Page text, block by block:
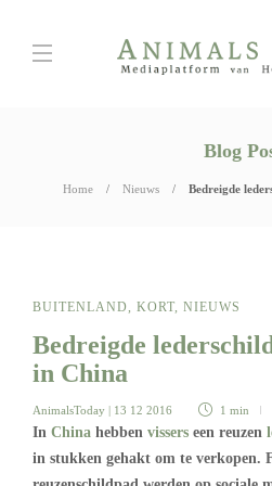
Blog
Home Nieuws Bedreigde
BUITENLAND, KORT, NIEUWS
Bedreigde
in China
AnimalsToday | 13 12 2016 1 min
In China hebben vissers een reuzen
in stukken gehakt om te verkopen.